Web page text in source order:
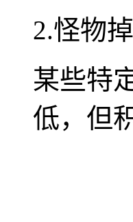
2.怪物
某些特
低，但